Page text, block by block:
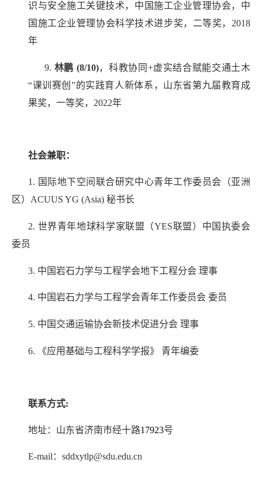
识与安全施工关键技术，中国施工企业管理协会，中
国施工企业管理协会科学技术进步奖，二等奖， 2018
年
9. 林鹏 (8/10)，科教协同 +虚实结合赋能交通土木
“课训赛创”的实践育人新体系，山东省第九届教育成
果奖，一等奖， 2022年
社会兼职：
1. 国际地下空间联合研究中心青年工作委员会（亚洲
区） ACUUS YG (Asia) 秘书长
2. 世界青年地球科学家联盟（YES联盟）中国执委会
委员
3. 中国岩石力学与工程学会地下工程分会 理事
4. 中国岩石力学与工程学会青年工作委员会 委员
5. 中国交通运输协会新技术促进分会 理事
6. 《应用基础与工程科学学报》 青年编委
联系方式:
地址：山东省济南市经十路17923号
E-mail：sddxytlp@sdu.edu.cn